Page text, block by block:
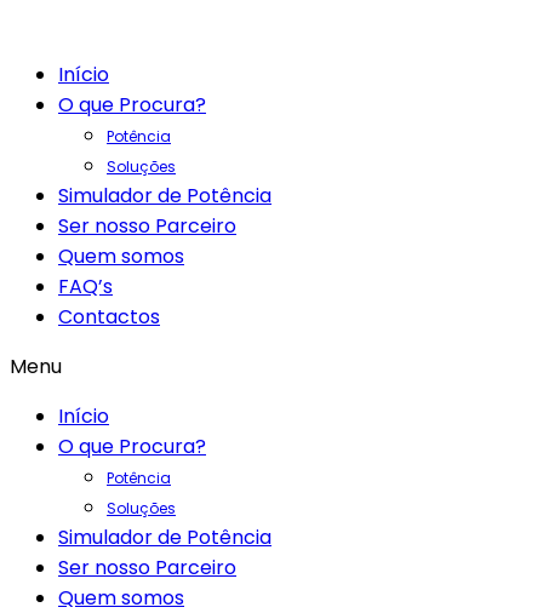
Início
O que Procura?
Potência
Soluções
Simulador de Potência
Ser nosso Parceiro
Quem somos
FAQ’s
Contactos
Menu
Início
O que Procura?
Potência
Soluções
Simulador de Potência
Ser nosso Parceiro
Quem somos